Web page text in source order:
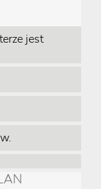
jest